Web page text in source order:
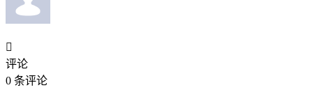

评论
0 条评论